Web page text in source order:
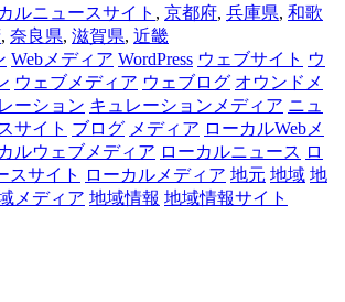
ルニュースサイト , 京都府, 兵庫県, 和歌
, 奈良県, 滋賀県, 近畿
Webメディア WordPress ウェブサイト ウ
ウェブメディア ウェブログ オウンドメ
ーション キュレーションメディア ニュ
サイト ブログ メディア ローカルWebメ
ルウェブメディア ローカルニュース ロ
スサイト
ローカルメディア 地元 地域 地
メディア 地域情報 地域情報サイト